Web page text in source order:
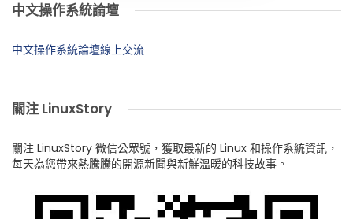
中文操作系統論壇
中文操作系統論壇線上交流
關注 LinuxStory
關注 LinuxStory 微信公眾號，獲取最新的 Linux 和操作系統資訊，
每天為您帶來熱騰騰的開源新聞與新鮮溫暖的科技故事。